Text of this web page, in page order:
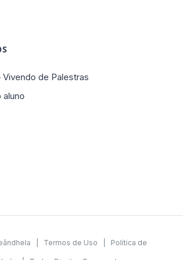
Vivendo de Palestras
aluno
| Termos de Uso Política de